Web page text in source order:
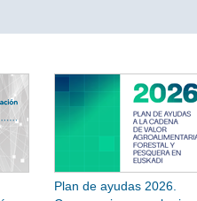
Plan de ayudas 2026.